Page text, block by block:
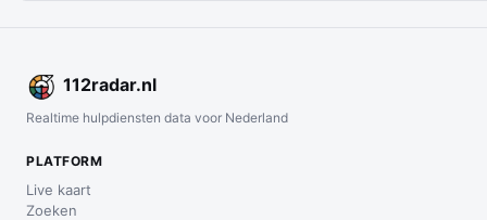
112radar.nl
Realtime hulpdiensten data voor Nederland
PLATFORM
Live kaart
Zoeken